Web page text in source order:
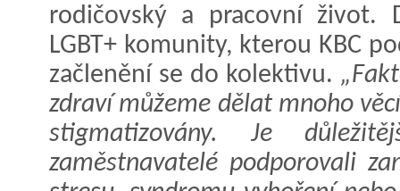
rodičovský a pracovní život.
LGBT+ komunity, kterou KBC
začlenění se do kolektivu.
zdraví můžeme dělat mnoho
stigmatizovány. Je
zaměstnavatelé podporovali